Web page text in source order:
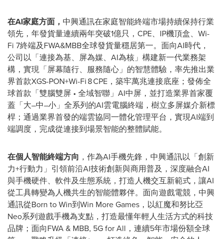
在AI家庭方面， 中興通訊在家庭智能終端市場持續保持行業
領先，年發貨量連續兩年突破1億只，CPE、IP機頂盒、Wi-
Fi 7終端及FWA&MBB全球發貨量穩居第一。面向AI時代，
公司以「連接為基、屏為媒、AI為核」構建新一代業務架
構，實現「屏幕隨行、服務隨心」的智慧體驗，率先推出業
界首款XGS-PON+Wi-Fi 8 CPE，築牢萬兆連接底座；發佈全
球首款「雙腦雙屏 • 全域智聯」AI中屏，並打造業界首家覆
蓋「大–中–小」全系列的AI雲電腦終端，樹立多屏媒介新標
桿；通過業界首發的端雲協同一體化管理平台，實現AI端到
端調度，完成從連接到場景智能的整體賦能。
在個人智能終端方向 ，作為AI手機先鋒，中興通訊以「創新
力+行動力」引領前沿AI技術創新與商用普及，深度融合AI
與手機硬件、軟件及生態系統，打造人機交互新範式，讓AI
從工具轉變為人機共生的智能體夥伴。面向遊戲電競，中興
通訊從Born to Win到Win More Games，以紅魔和努比亞
Neo系列遊戲手機為支點，打造最懂年輕人生活方式的科技
品牌；面向FWA & MBB, 5G for All，連續5年市場份額全球